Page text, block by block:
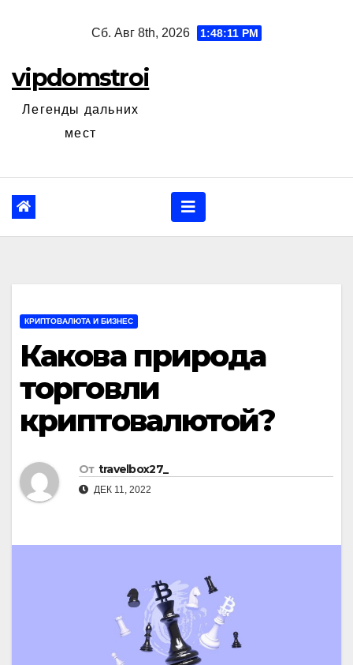
Сб. Авг 8th, 2026 1:48:12 PM
vipdomstroi
Легенды дальних
мест
КРИПТОВАЛЮТА И БИЗНЕС
Какова природа
торговли
криптовалютой?
От travelbox27_
ДЕК 11, 2022